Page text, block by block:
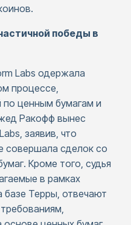
победы в
Labs одержала
процессе,
ценным бумагам и
Ракофф вынес
заявив, что
совершала сделок со
Кроме того, судья
в рамках
базе Терры, отвечают